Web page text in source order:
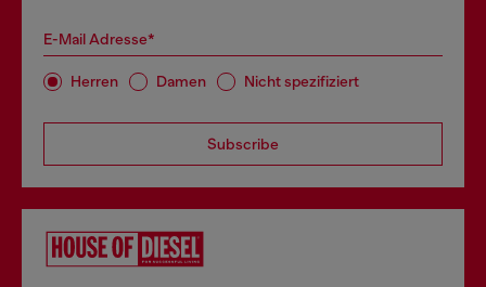
E-Mail Adresse*
Herren Damen Nicht spezifiziert
Subscribe